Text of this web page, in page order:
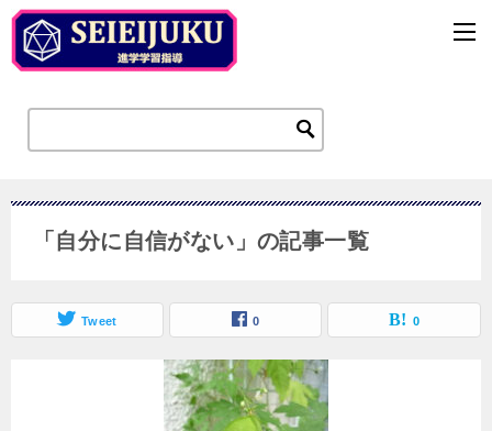
「自分に自信がない」の記事一覧
Tweet 0 0